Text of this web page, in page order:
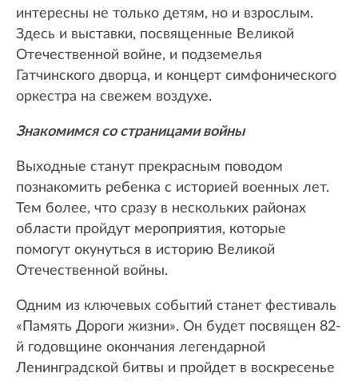
интересны не только детям, но и взрослым.
Здесь и выставки, посвященные Великой
Отечественной войне, и подземелья
Гатчинского дворца, и концерт симфонического
оркестра на свежем воздухе.
Знакомимся со страницами войны
Выходные станут прекрасным поводом
познакомить ребенка с историей военных лет.
Тем более, что сразу в нескольких районах
области пройдут мероприятия, которые
помогут окунуться в историю Великой
Отечественной войны.
Одним из ключевых событий станет фестиваль
«Память Дороги жизни». Он будет посвящен 82-
й годовщине окончания легендарной
Ленинградской битвы и пройдет в воскресенье